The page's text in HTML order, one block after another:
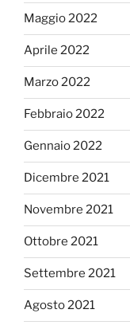
Maggio 2022
Aprile 2022
Marzo 2022
Febbraio 2022
Gennaio 2022
Dicembre 2021
Novembre 2021
Ottobre 2021
Settembre 2021
Agosto 2021